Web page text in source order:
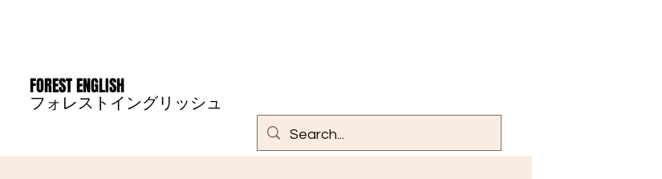
FOREST ENGLISH
フォレストイングリッシュ
FOREST ENGLISH
フォレストイングリッシュ